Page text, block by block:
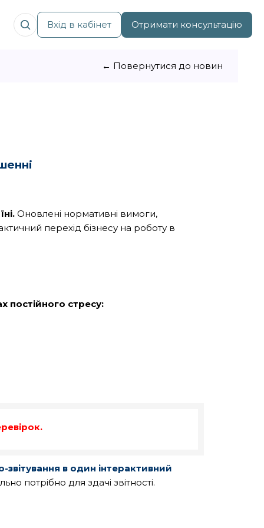
Вхід в кабінет Отримати консультацію
← Повернутися до новин
Оновлені нормативні вимоги,
перехід бізнесу на роботу в
постійного стресу:
звітування в один інтерактивний
потрібно для здачі звітності.